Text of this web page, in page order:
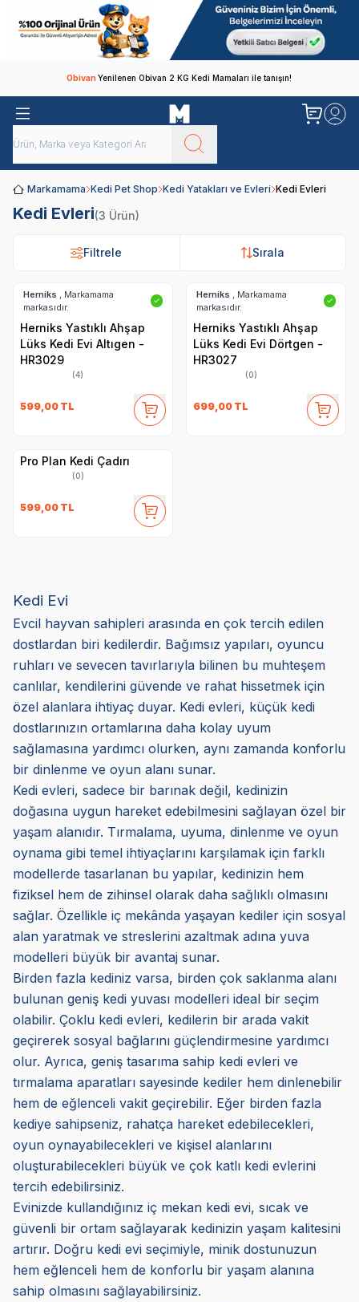
ObivanYenilenen Obivan 2 KG Kedi Mamaları ile tanışın!
Markamama Kedi Pet Shop Kedi Yatakları ve Evleri Kedi Evleri
Kedi Evleri(3 Ürün)
Filtrele Sırala
Filtrele Sırala
Herniks
, Markamama
markasıdır.
✓
Herniks Yastıklı Ahşap
Lüks Kedi Evi Altıgen -
HR3029
(4)
599,00 TL
Herniks
, Markamama
markasıdır.
✓
Herniks Yastıklı Ahşap
Lüks Kedi Evi Dörtgen -
HR3027
(0)
699,00 TL
Pro Plan Kedi Çadırı
(0)
599,00 TL
Kedi Evi
Evcil hayvan sahipleri arasında en çok tercih edilen
dostlardan biri kedilerdir. Bağımsız yapıları, oyuncu
ruhları ve sevecen tavırlarıyla bilinen bu muhteşem
canlılar, kendilerini güvende ve rahat hissetmek için
özel alanlara ihtiyaç duyar. Kedi evleri, küçük kedi
dostlarınızın ortamlarına daha kolay uyum
sağlamasına yardımcı olurken, aynı zamanda konforlu
bir dinlenme ve oyun alanı sunar.
Kedi evleri, sadece bir barınak değil, kedinizin
doğasına uygun hareket edebilmesini sağlayan özel bir
yaşam alanıdır. Tırmalama, uyuma, dinlenme ve oyun
oynama gibi temel ihtiyaçlarını karşılamak için farklı
modellerde tasarlanan bu yapılar, kedinizin hem
fiziksel hem de zihinsel olarak daha sağlıklı olmasını
sağlar. Özellikle iç mekânda yaşayan kediler için sosyal
alan yaratmak ve streslerini azaltmak adına yuva
modelleri büyük bir avantaj sunar.
Birden fazla kediniz varsa, birden çok saklanma alanı
bulunan geniş kedi yuvası modelleri ideal bir seçim
olabilir. Çoklu kedi evleri, kedilerin bir arada vakit
geçirerek sosyal bağlarını güçlendirmesine yardımcı
olur. Ayrıca, geniş tasarıma sahip kedi evleri ve
tırmalama aparatları sayesinde kediler hem dinlenebilir
hem de eğlenceli vakit geçirebilir. Eğer birden fazla
kediye sahipseniz, rahatça hareket edebilecekleri,
oyun oynayabilecekleri ve kişisel alanlarını
oluşturabilecekleri büyük ve çok katlı kedi evlerini
tercih edebilirsiniz.
Evinizde kullandığınız iç mekan kedi evi, sıcak ve
güvenli bir ortam sağlayarak kedinizin yaşam kalitesini
artırır. Doğru kedi evi seçimiyle, minik dostunuzun
hem eğlenceli hem de konforlu bir yaşam alanına
sahip olmasını sağlayabilirsiniz.